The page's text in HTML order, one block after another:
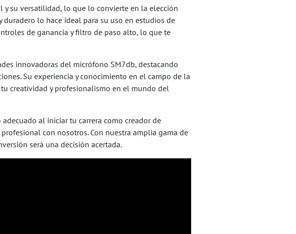
su versatilidad, lo que lo convierte en la elección
lo hace ideal para su uso en estudios de
de ganancia y filtro de paso alto, lo que te
innovadoras del micrófono SM7db, destacando
Su experiencia y conocimiento en el campo de la
creatividad y profesionalismo en el mundo del
al iniciar tu carrera como creador de
con nosotros. Con nuestra amplia gama de
será una decisión acertada.